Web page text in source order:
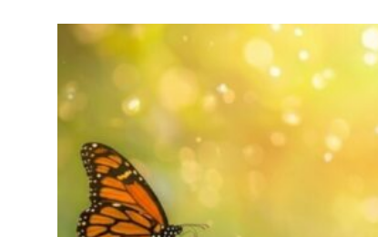
MEMORY
AND
INTUITIVE
II